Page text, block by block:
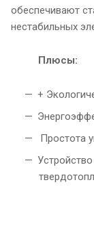
обеспечивают
нестабильных
Плюсы:
+
Простота